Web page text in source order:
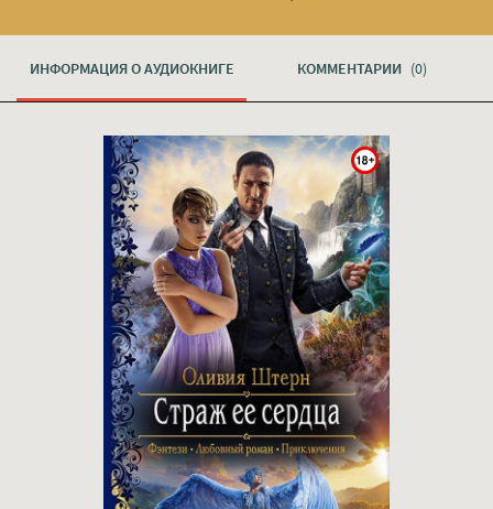
ИНФОРМАЦИЯ О АУДИОКНИГЕ КОММЕНТАРИИ (0)